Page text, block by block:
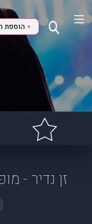
+ הוספת
זן נדיר -